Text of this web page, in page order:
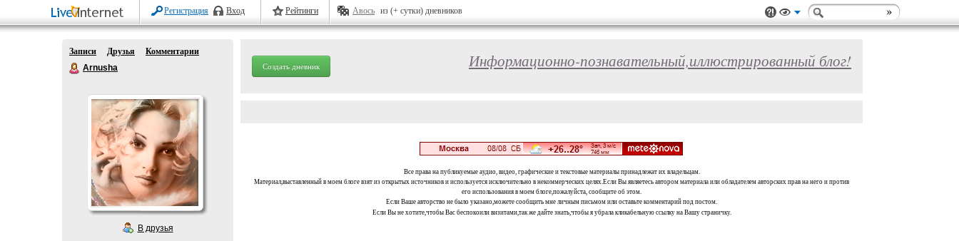
Регистрация Вход Рейтинги Авось из (+ сутки) дневников
Записи Друзья
Комментарии
Arnusha
В друзья
Создать дневник Информационно-познавательный,иллюстрированный блог!
Все права на публикуемые аудио, видео, графические и текстовые материалы принадлежат их владельцам.
Материал,выставленный в моем блоге взят из открытых источников и используется исключительно в некоммерческих целях.Если Вы являетесь автором материала или обладателем авторских прав на него и против
его использования в моем блоге,пожалуйста, сообщите об этом.
Если Ваше авторство не было указано,можете сообщить мне личным письмом или оставьте комментарий под постом.
Если Вы не хотите,чтобы Вас беспокоили визитами,так же дайте знать,чтобы я убрала кликабельную ссылку на Вашу страничку.